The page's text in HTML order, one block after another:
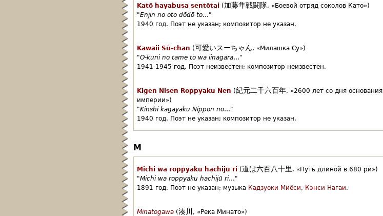
Katō hayabusa sentōtai (加藤隼戦闘隊, «Боевой отряд соколов Като»)
"Enjin no oto dōdō to…"
1940 год. Поэт не указан; композитор не указан.
Kawaii Sū-chan (可愛いスーちゃん, «Милашка Су»)
"O-kuni no tame to wa iinagara…"
1941-1945 год. Поэт неизвестен; композитор неизвестен.
Kigen Nisen Roppyaku Nen (紀元二千六百年, «2600 лет со дня основания
империи»)
"Kinshi kagayaku Nippon no…"
1940 год. Поэт не указан; композитор не указан.
M
Michi wa roppyaku hachijū ri (道は六百八十里 , «Путь длиной в 680 ри»)
"Michi wa roppyaku hachijū ri…"
1891 год. Поэт не указан; музыка Кадзуоки Миёси, Кэнси Нагаи.
Minatogawa (湊川 , «Река Минато»)